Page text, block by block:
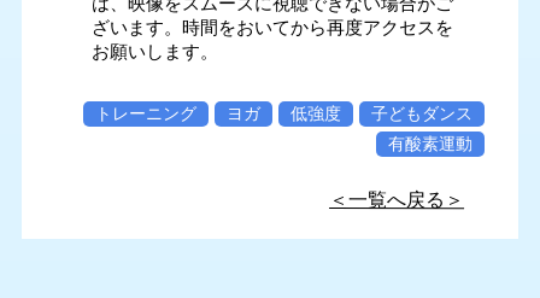
ざいます。時間をおいてから再度アクセスを
お願いします。
トレーニング ヨガ 低強度
子どもダンス
有酸素運動
＜一覧へ戻る＞